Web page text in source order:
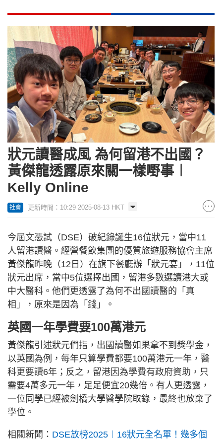
狀元讀醫成風 為何留港不出國？
黃傑龍透露原來關一樣嘢事︱
Kelly Online
社會 更新時間：10:29 2025-08-13 HKT
今屆文憑試（DSE）破紀錄誕生16位狀元，當中11
人留港讀醫。經營餐飲集團的優質旅遊服務協會主席
黃傑龍昨晚（12日）在旗下餐廳辦「狀元宴」，11位
狀元出席，當中5位選擇出國，留港多數選讀港大或
中大醫科。他們更透露了為何不出國讀醫的「真
相」，原來是因為「錢」。
英國一年學費要100萬港元
黃傑龍引述狀元們指，出國讀醫如果拿不到獎學金，
以英國為例，每年只算學費都要100萬港元一年，醫
科更要讀6年；反之，留港因為學費有政府資助，只
需要4萬多元一年，足足便宜20幾倍。有人更透露，
一位同學已經被劍橋大學醫學院取錄，最終也放棄了
學位。
相關新聞： DSE放榜2025︱16狀元全名單！幾多個